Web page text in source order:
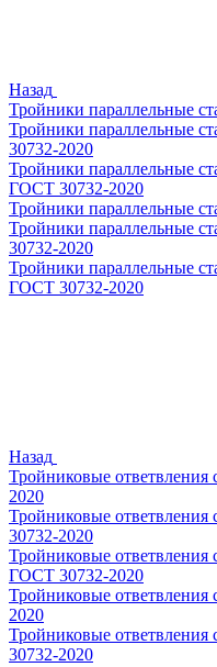
Назад
Тройники параллельные
Тройники параллельные
30732-2020
Тройники параллельные
ГОСТ 30732-2020
Тройники параллельные
Тройники
30732-2020
Тройники параллельные
ГОСТ 30732-2020
Назад
Тройниковые
2020
Тройниковые
30732-2020
Тройниковые
ГОСТ 30732-2020
Тройниковые
2020
Тройниковые
30732-2020